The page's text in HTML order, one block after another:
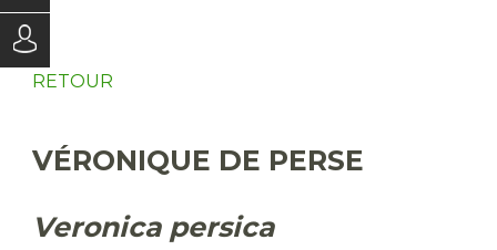
RETOUR
VÉRONIQUE DE PERSE
Veronica persica